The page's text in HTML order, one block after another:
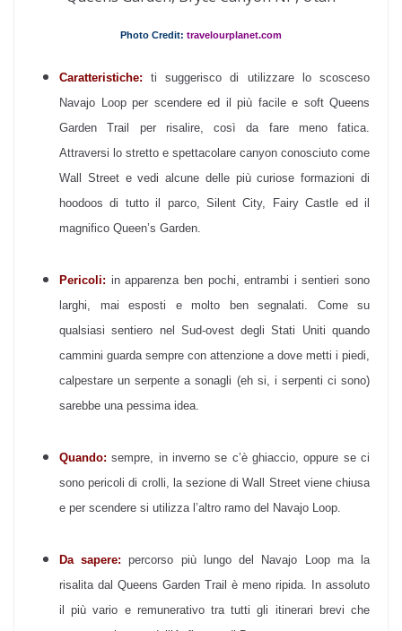
Photo Credit: travelourplanet.com
Caratteristiche: ti suggerisco di utilizzare lo scosceso
Navajo Loop per scendere ed il più facile e soft Queens
Garden Trail per risalire, così da fare meno fatica.
Attraversi lo stretto e spettacolare canyon conosciuto come
Wall Street e vedi alcune delle più curiose formazioni di
hoodoos di tutto il parco, Silent City, Fairy Castle ed il
magnifico Queen’s Garden.
Pericoli: in apparenza ben pochi, entrambi i sentieri sono
larghi, mai esposti e molto ben segnalati. Come su
qualsiasi sentiero nel Sud-ovest degli Stati Uniti quando
cammini guarda sempre con attenzione a dove metti i piedi,
calpestare un serpente a sonagli (eh si, i serpenti ci sono)
sarebbe una pessima idea.
Quando: sempre, in inverno se c’è ghiaccio, oppure se ci
sono pericoli di crolli, la sezione di Wall Street viene chiusa
e per scendere si utilizza l’altro ramo del Navajo Loop.
Da sapere:percorso più lungo del Navajo Loop ma la
risalita dal Queens Garden Trail è meno ripida. In assoluto
il più vario e remunerativo tra tutti gli itinerari brevi che